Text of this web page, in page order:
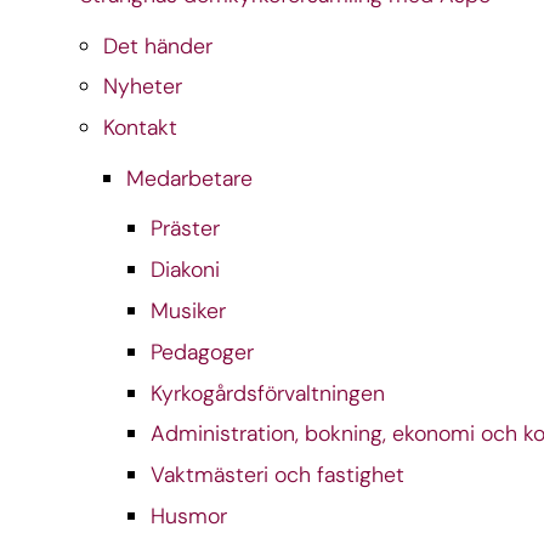
Det händer
Nyheter
Kontakt
Medarbetare
Präster
Diakoni
Musiker
Pedagoger
Kyrkogårdsförvaltningen
Administration, bokning, ekonomi och
Vaktmästeri och fastighet
Husmor